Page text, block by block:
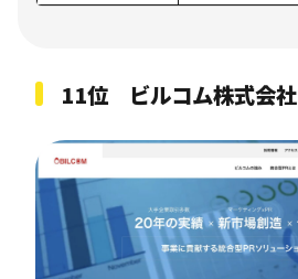
11位 ビルコム株式会社